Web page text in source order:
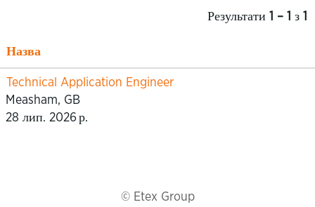
Результати 1 – 1 з 1
Назва
Technical Application Engineer
Measham, GB
28 лип. 2026 р.
© Etex Group